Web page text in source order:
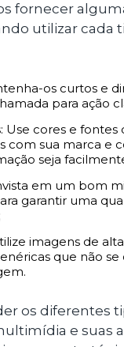
fornecer
utilizar cada
os curtos e
para ação
Use cores e fontes
com sua marca e
seja
em um bom
garantir uma
imagens de
que não
os diferentes
e suas